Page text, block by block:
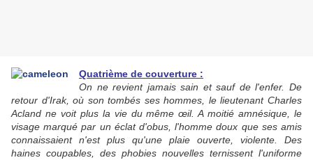
Quatrième de couverture :
On ne revient jamais sain et sauf de l'enfer. De
retour d'Irak, où son tombés ses hommes, le lieutenant Charles
Acland ne voit plus la vie du même œil. A moitié amnésique, le
visage marqué par un éclat d'obus, l'homme doux que ses amis
connaissaient n'est plus qu'une plaie ouverte, violente. Des
haines coupables, des phobies nouvelles ternissent l'uniforme